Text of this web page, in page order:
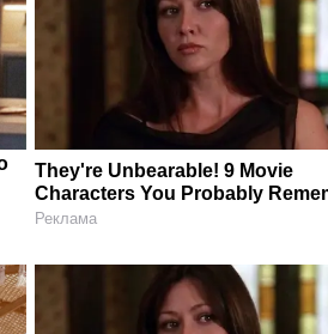
They're Unbearable! 9 Movie
Characters You Probably
Реклама